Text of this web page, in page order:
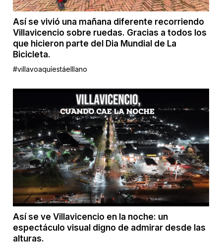
Así se vivió una mañana diferente recorriendo
Villavicencio sobre ruedas. Gracias a todos los
que hicieron parte del Dia Mundial de La
Bicicleta.
#villavoaquíestáelllano
Así se ve Villavicencio en la noche: un
espectáculo visual digno de admirar desde las
alturas.